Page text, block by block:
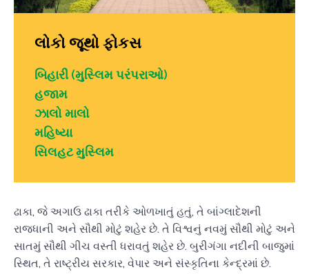
લોકો જૂથો ફોકસ
બિહારી (મુસ્લિમ પરંપરાઓ)
હજામ
ઝાલો માલો
મહિષ્યા
સિલહટ મુસ્લિમ
ઢાકા, જે અગાઉ ઢાકા તરીકે ઓળખાતું હતું, તે બાંગ્લાદેશની
રાજધાની અને સૌથી મોટું શહેર છે. તે વિશ્વનું નવમું સૌથી મોટું અને
સાતમું સૌથી ગીચ વસ્તી ધરાવતું શહેર છે. બુરીગંગા નદીની બાજુમાં
સ્થિત, તે રાષ્ટ્રીય સરકાર, વેપાર અને સંસ્કૃતિના કેન્દ્રમાં છે.